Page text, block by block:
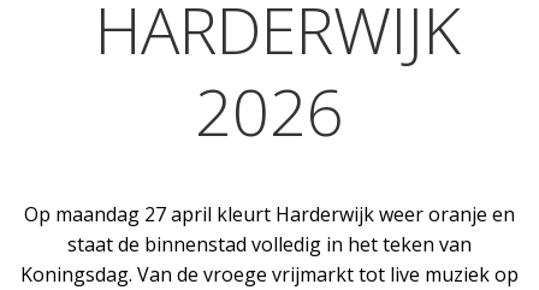
HARDERWIJK
2026
Op maandag 27 april kleurt Harderwijk weer oranje en
staat de binnenstad volledig in het teken van
Koningsdag. Van de vroege vrijmarkt tot live muziek op